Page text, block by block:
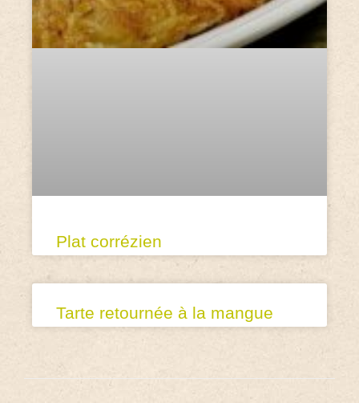
Plat corrézien
Tarte retournée à la mangue